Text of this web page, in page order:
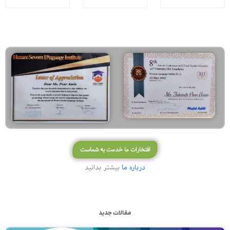
صفحه
محصول
انتخاب
شوند
صفحه
محصول
انتخاب
صفحه
محصول
شوند
افتخارات ما خدمت به شماست
درباره ما بیشتر بدانید
مقالات جدید